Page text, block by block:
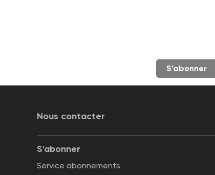
S'abonner
Nous contacter
S'abonner
Service abonnements